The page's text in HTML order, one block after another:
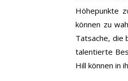
Höhepunkte
können zu
Tatsache, die
talentierte
Hill können in